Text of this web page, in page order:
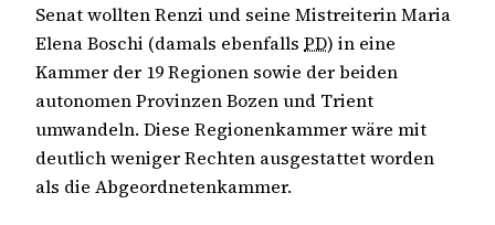
Senat wollten Renzi und seine Mistreiterin Maria
Elena Boschi (damals ebenfalls PD) in eine
Kammer der 19 Regionen sowie der beiden
autonomen Provinzen Bozen und Trient
umwandeln. Diese Regionenkammer wäre mit
deutlich weniger Rechten ausgestattet worden
als die Abgeordnetenkammer.